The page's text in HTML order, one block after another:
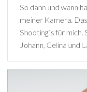
So dann und wann
meiner Kamera.
Shooting´s für mich.
Johann, Celina und